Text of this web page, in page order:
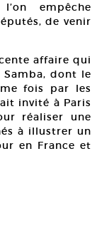
empêche
de venir
affaire qui
dont le
fois par les
invité à Paris
réaliser une
à illustrer un
en France et